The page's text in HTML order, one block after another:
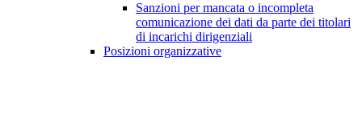
Sanzioni per mancata o incompleta
comunicazione dei dati da parte dei titolari
di incarichi dirigenziali
Posizioni organizzative